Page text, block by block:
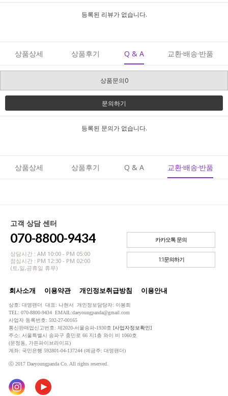
등록된 리뷰가 없습니다.
상품상세 상품후기 Q & A 교환·배송·반품
상품문의0
문의하기
등록된 문의가 없습니다.
상품상세 상품후기 Q & A 교환·배송·반품
고객 상담 센터
070-8800-9434
상담시간 : AM 10:00 - PM 05:00
점심시간 : PM 12:30 - PM 02:00
(토,일,공휴일 휴무)
카카오톡 문의
1:1문의하기
회사소개 이용약관 개인정보취급방침 이용안내
상호: 대영팬더 대표: 나현서 개인정보담당자: 이봉희
TEL: 070-8800-9434 EMAIL:daeyoungpanda@gmail.com
사업자 등록번호: 592-27-00165
통신판매업신고번호: 제2020-서울송파-1930호 [사업자정보확인]
주소: 서울특별시 송파구 충민로 66 지1층 와이 비 1060호
(문정동, 가든파이브라이프)
계좌: 국민은행 592801-04-137244 (예금주: 대영팬더)
ⓒ 2017 Daeyoungpanda Co. All rights reserved.